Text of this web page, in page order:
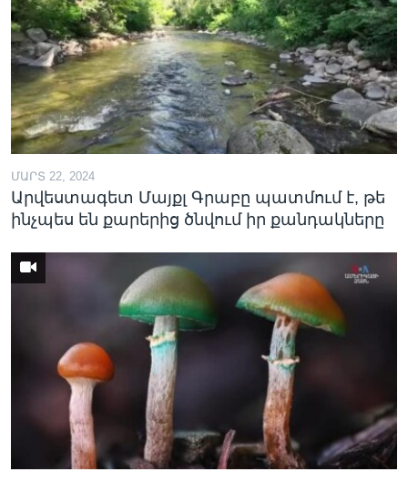
ՄԱՐՏ 22, 2024
Արվեստագետ Մայքլ Գրաբը պատմում է, թե
ինչպես են քարերից ծնվում իր քանդակները